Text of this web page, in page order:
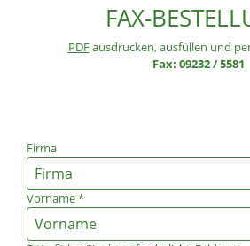
FAX-
PDFausdrucken, ausfüllen und
Fax: 09232 / 5581
Firma
Vorname*